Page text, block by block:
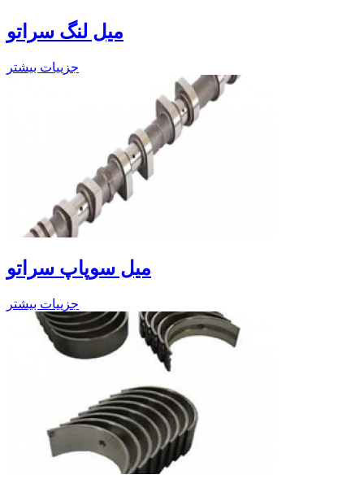
میل لنگ سراتو
جزییات بیشتر
میل سوپاپ سراتو
جزییات بیشتر